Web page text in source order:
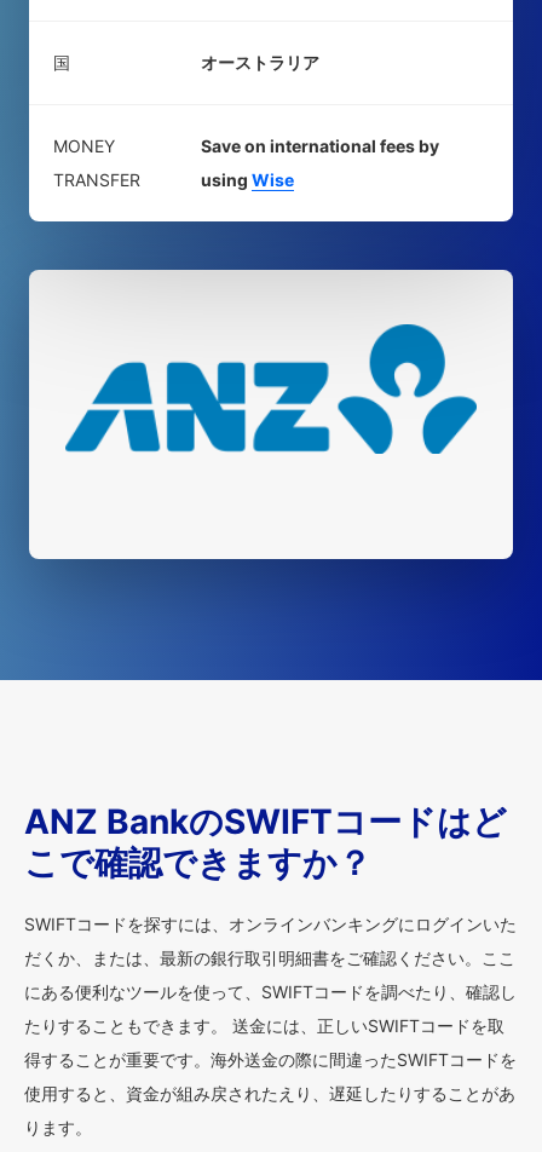
国 オーストラリア
MONEY
TRANSFER
Save on international fees by
using Wise
ANZ BankのSWIFTコードはど
こで確認できますか？
SWIFTコードを探すには、オンラインバンキングにログインいた
だくか、または、最新の銀行取引明細書をご確認ください。ここ
にある便利なツールを使って、SWIFTコードを調べたり、確認し
たりすることもできます。 送金には、正しいSWIFTコードを取
得することが重要です。海外送金の際に間違ったSWIFTコードを
使用すると、資金が組み戻されたえり、遅延したりすることがあ
ります。